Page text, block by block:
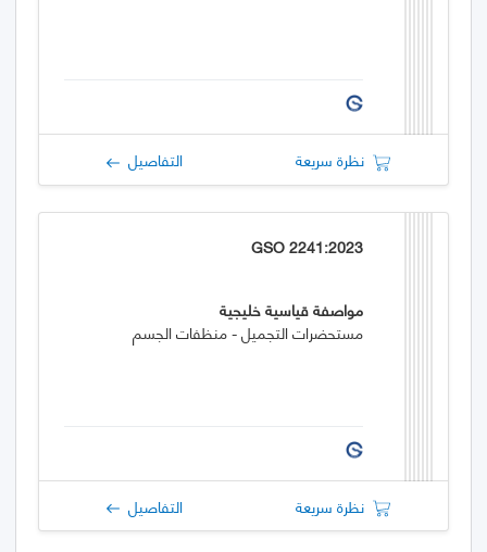
نظرة سريعة التفاصيل
GSO 2241:2023
مواصفة قياسية خليجية
مستحضرات التجميل - منظفات الجسم
نظرة سريعة التفاصيل